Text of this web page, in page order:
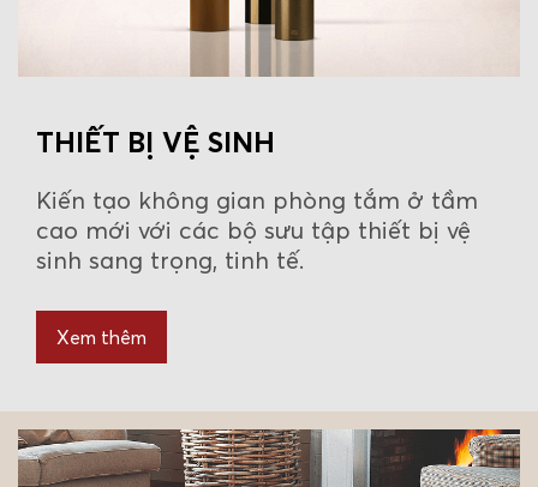
THIẾT BỊ VỆ SINH
Kiến tạo không gian phòng tắm ở tầm
cao mới với các bộ sưu tập thiết bị vệ
sinh sang trọng, tinh tế.
Xem thêm